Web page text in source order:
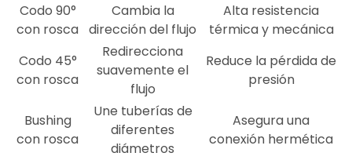
Codo 90°
con rosca
Cambia la
dirección del flujo
Alta resistencia
térmica y mecánica
Codo 45°
con rosca
Redirecciona
suavemente el
flujo
Reduce la pérdida de
presión
Bushing
con rosca
Une tuberías de
diferentes
diámetros
Asegura una
conexión hermética